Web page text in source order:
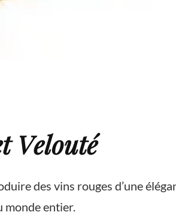
Velouté
des vins rouges d’une
monde entier.